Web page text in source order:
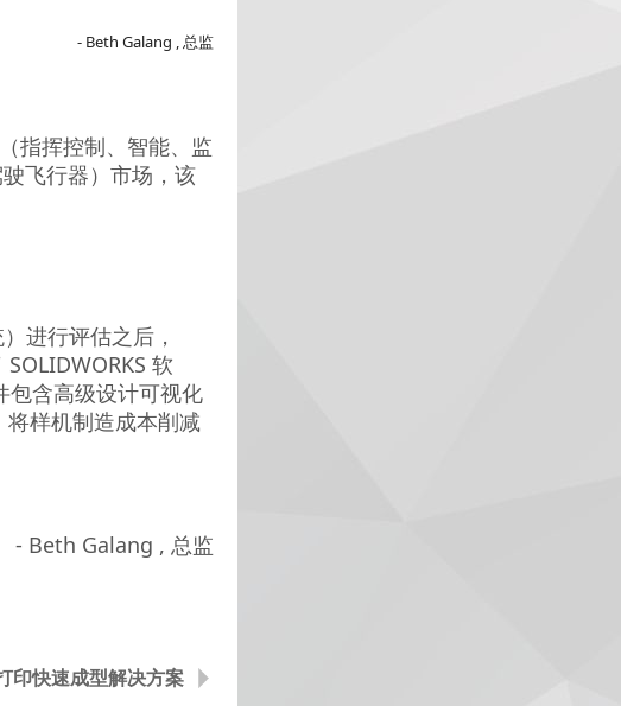
- Beth Galang , 总监
指挥控制、智能、监
飞行器）市场，该
进行评估之后，
软
包含高级设计可视化
样机制造成本削减
- Beth Galang , 总监
印快速成型解决方案